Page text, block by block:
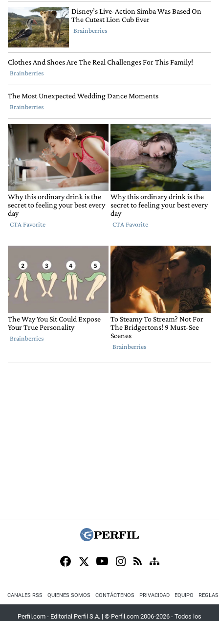
CANALES RSS QUIENES SOMOS CONTÁCTENOS PRIVACIDAD EQUIPO
Perfil.com - Editorial Perfil S.A. | © Perfil.com 2006-2026 - Todos los